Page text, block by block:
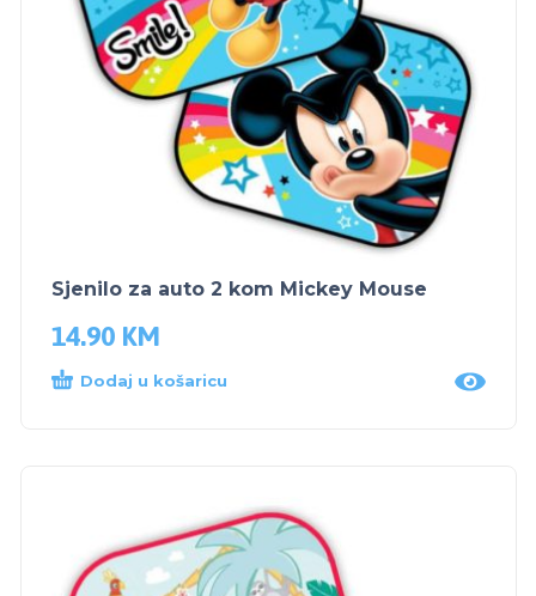
Sjenilo za auto 2 kom Mickey Mouse
14.90 KM
Dodaj u košaricu